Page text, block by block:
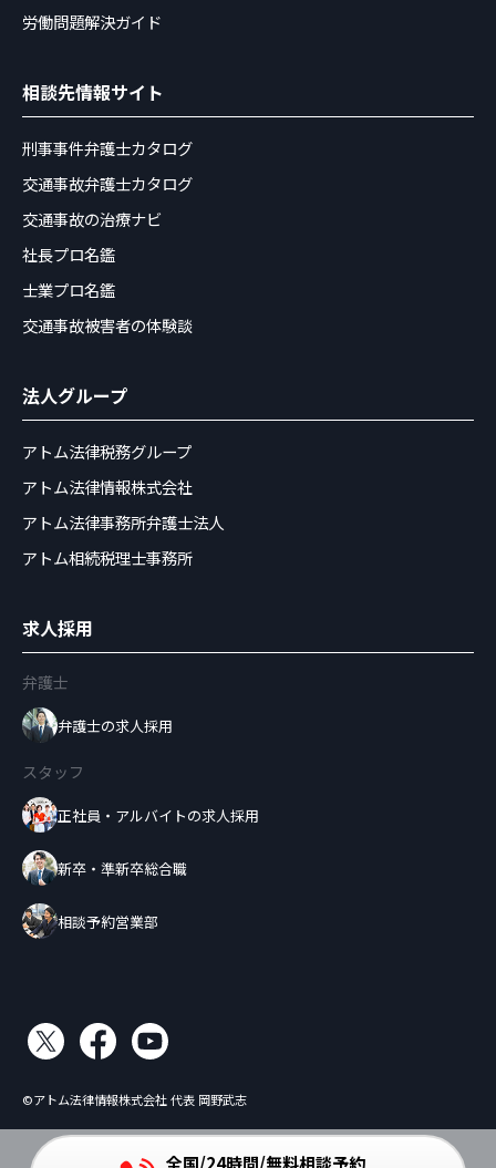
労働問題解決ガイド
相談先情報サイト
刑事事件弁護士カタログ
交通事故弁護士カタログ
交通事故の治療ナビ
社長プロ名鑑
士業プロ名鑑
交通事故被害者の体験談
法人グループ
アトム法律税務グループ
アトム法律情報株式会社
アトム法律事務所弁護士法人
アトム相続税理士事務所
求人採用
弁護士
弁護士の求人採用
スタッフ
正社員・アルバイトの求人採用
新卒・準新卒総合職
相談予約営業部
©アトム法律情報株式会社 代表 岡野武志
全国/24時間/無料相談予約